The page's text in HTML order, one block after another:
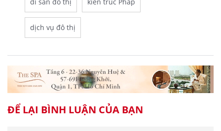
dịch vụ đô thị
ĐỂ LẠI BÌNH LUẬN CỦA BẠN